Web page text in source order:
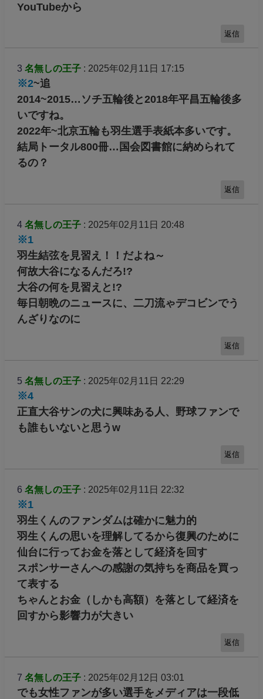
YouTubeから
返信
3 名無しの王子: 2025年02月11日 17:15
※2~追
2014~2015…ソチ五輪後と2018年平昌五輪後多
いですね。
2022年~北京五輪も羽生選手表紙本多いです。
結局トータル800冊…国会図書館に納められて
るの？
返信
4 名無しの王子: 2025年02月11日 20:48
※1
羽生結弦を見習え！！だよね～
何故大谷になるんだろ!?
大谷の何を見習えと!?
毎日朝晩のニュースに、二刀流ゃデコビンでう
んざりなのに
返信
5 名無しの王子: 2025年02月11日 22:29
※4
正直大谷サンの犬に興味ある人、野球ファンで
も誰もいないと思うw
返信
6 名無しの王子: 2025年02月11日 22:32
※1
羽生くんのファンダムは確かに魅力的
羽生くんの思いを理解してるから復興のために
仙台に行ってお金を落として経済を回す
スポンサーさんへの感謝の気持ちを商品を買っ
て表する
ちゃんとお金（しかも高額）を落として経済を
回すから影響力が大きい
返信
7 名無しの王子: 2025年02月12日 03:01
でも女性ファンが多い選手をメディアは一段低